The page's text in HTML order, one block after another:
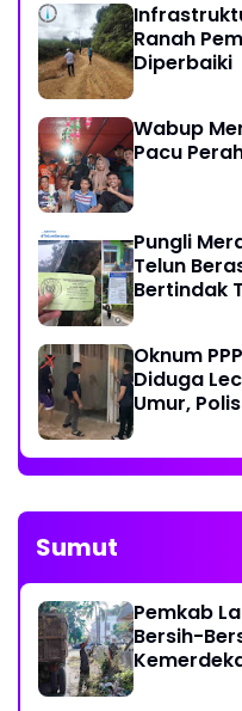
Ranah
Diperbaiki
Wabup
Pacu
Pungli
Telun
Bertindak
Oknum
Diduga
Umur,
Sumut
Pemkab
Bersih-